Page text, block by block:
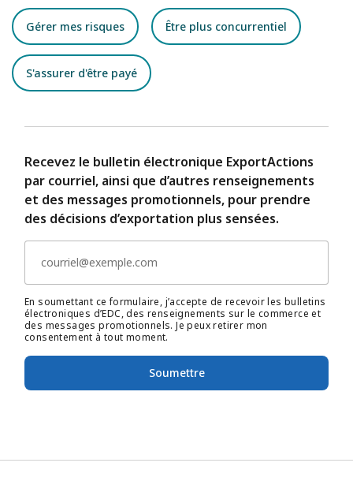
Gérer mes risques Être plus concurrentiel
S'assurer d'être payé
Recevez le bulletin électronique ExportActions
par courriel, ainsi que d’autres renseignements
et des messages promotionnels, pour prendre
des décisions d’exportation plus sensées.
En soumettant ce formulaire, j’accepte de recevoir les bulletins
électroniques d’EDC, des renseignements sur le commerce et
des messages promotionnels. Je peux retirer mon
consentement à tout moment.
Soumettre